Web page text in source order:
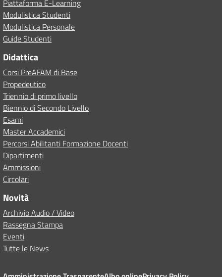
Piattaforma E-Learning
Modulistica Studenti
Modulistica Personale
Guide Studenti
Didattica
Corsi PreAFAM di Base
Propedeutico
Triennio di primo livello
Biennio di Secondo Livello
Esami
Master Accademici
Percorsi Abilitanti Formazione Docenti
Dipartimenti
Ammissioni
Circolari
Novità
Archivio Audio / Video
Rassegna Stampa
Eventi
Tutte le News